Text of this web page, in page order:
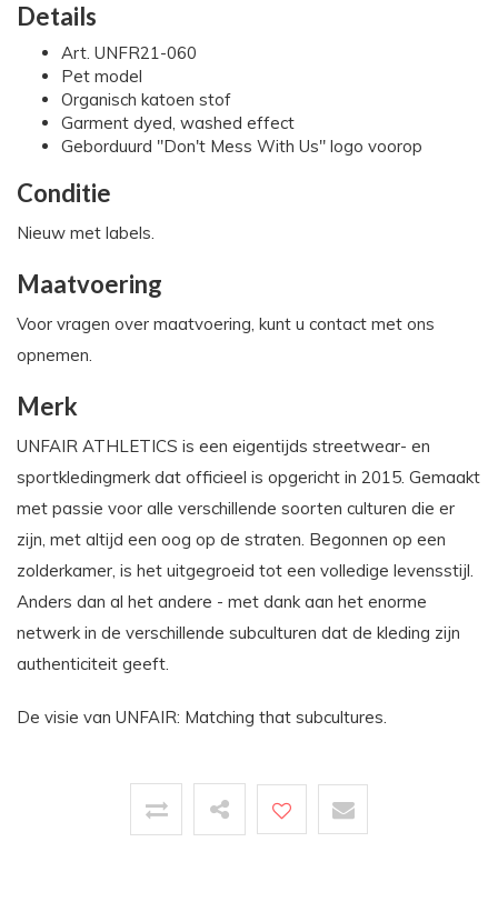
Details
Art. UNFR21-060
Pet model
Organisch katoen stof
Garment dyed, washed effect
Geborduurd "Don't Mess With Us" logo voorop
Conditie
Nieuw met labels.
Maatvoering
Voor vragen over maatvoering, kunt u contact met ons
opnemen.
Merk
UNFAIR ATHLETICS is een eigentijds streetwear- en
sportkledingmerk dat officieel is opgericht in 2015. Gemaakt
met passie voor alle verschillende soorten culturen die er
zijn, met altijd een oog op de straten. Begonnen op een
zolderkamer, is het uitgegroeid tot een volledige levensstijl.
Anders dan al het andere - met dank aan het enorme
netwerk in de verschillende subculturen dat de kleding zijn
authenticiteit geeft.
De visie van UNFAIR: Matching that subcultures.